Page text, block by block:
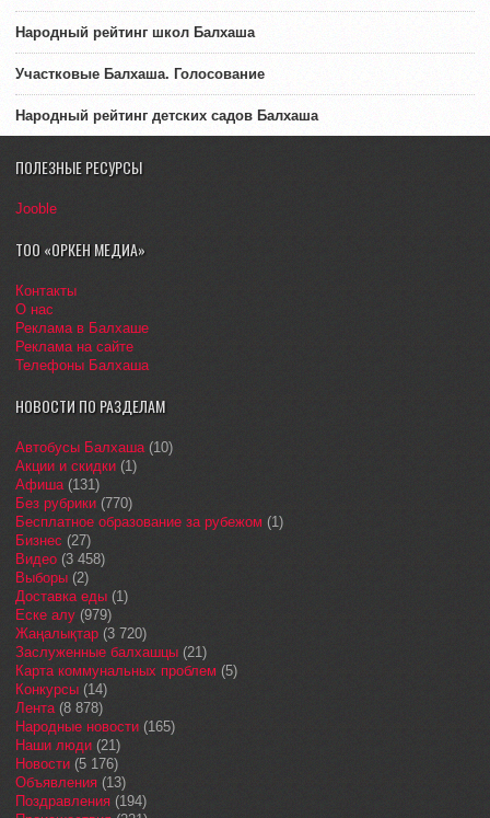
Народный рейтинг школ Балхаша
Участковые Балхаша. Голосование
Народный рейтинг детских садов Балхаша
ПОЛЕЗНЫЕ РЕСУРСЫ
Jooble
ТОО «ОРКЕН МЕДИА»
Контакты
О нас
Реклама в Балхаше
Реклама на сайте
Телефоны Балхаша
НОВОСТИ ПО РАЗДЕЛАМ
Автобусы Балхаша(10)
Акции и скидки (1)
Афиша(131)
Без рубрики (770)
Бесплатное образование за рубежом (1)
Бизнес (27)
Видео (3 458)
Выборы (2)
Доставка еды (1)
Еске алу (979)
Жаңалықтар (3 720)
Заслуженные балхашцы (21)
Карта коммунальных проблем (5)
Конкурсы (14)
Лента(8 878)
Народные новости (165)
Наши люди (21)
Новости (5 176)
Объявления (13)
Поздравления (194)